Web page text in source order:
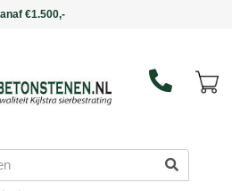
5 werkdagen in huis